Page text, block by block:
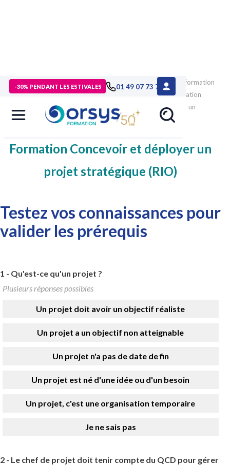
-30% PENDANT LES ESTIVALES 01 49 07 73 73
> Management - Développement personnel
formation
Management : leadership et conduite du changement>formation
Conduite du changement> formation Concevoir et déployer un
projet stratégique> test-prérequis
Formation Concevoir et déployer un
projet stratégique (RIO)
Testez vos connaissances pour
valider les prérequis
1 - Qu'est-ce qu'un projet ?
Plusieurs réponses possibles
Un projet doit avoir un objectif réaliste
Un projet a un objectif non atteignable
Un projet n'a pas de date de fin
Un projet est né d'une idée ou d'un besoin
Un projet, c'est une organisation temporaire
Je ne sais pas
2 - Le chef de projet doit tenir compte du QCD pour gérer